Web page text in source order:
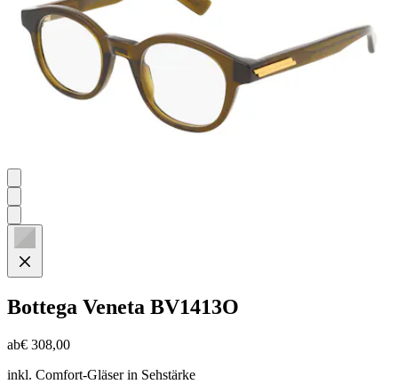
Bottega Veneta BV1413O
ab€ 308,00
inkl. Comfort-Gläser in Sehstärke